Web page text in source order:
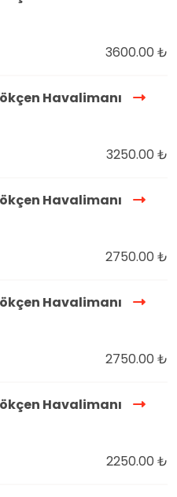
3600.00 ₺
Havalimanı
3250.00 ₺
Havalimanı
2750.00 ₺
Havalimanı
2750.00 ₺
Havalimanı
2250.00 ₺